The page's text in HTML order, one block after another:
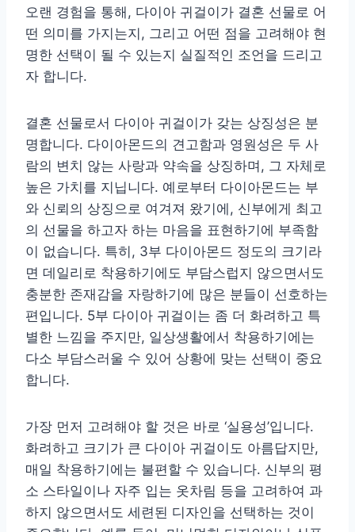
오랜 경험을 통해, 다이아 귀걸이가 결혼 선물로 어
떤 의미를 가지는지, 그리고 어떤 점을 고려해야 현
명한 선택이 될 수 있는지 실질적인 조언을 드리고
자 합니다.
결혼 선물로서 다이아 귀걸이가 갖는 상징성은 분
명합니다. 다이아몬드의 견고함과 영원성은 두 사
람의 변치 않는 사랑과 약속을 상징하며, 그 자체로
높은 가치를 지닙니다. 예로부터 다이아몬드는 부
와 신뢰의 상징으로 여겨져 왔기에, 신부에게 최고
의 선물을 하고자 하는 마음을 표현하기에 부족함
이 없습니다. 특히, 3부 다이아몬드 정도의 크기라
면 데일리로 착용하기에도 부담스럽지 않으면서도
충분한 존재감을 자랑하기에 많은 분들이 선호하는
편입니다. 5부 다이아 귀걸이는 좀 더 화려하고 특
별한 느낌을 주지만, 일상생활에서 착용하기에는
다소 부담스러울 수 있어 상황에 맞는 선택이 중요
합니다.
가장 먼저 고려해야 할 것은 바로 ‘실용성’입니다.
화려하고 크기가 큰 다이아 귀걸이도 아름답지만,
매일 착용하기에는 불편할 수 있습니다. 신부의 평
소 스타일이나 자주 입는 옷차림 등을 고려하여 과
하지 않으면서도 세련된 디자인을 선택하는 것이